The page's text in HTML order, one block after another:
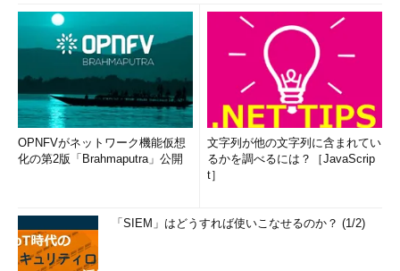
OPNFVがネットワーク機能仮想
化の第2版「Brahmaputra」公開
文字列が他の文字列に含まれてい
るかを調べるには？［JavaScrip
t］
「SIEM」はどうすれば使いこなせるのか？ (1/2)